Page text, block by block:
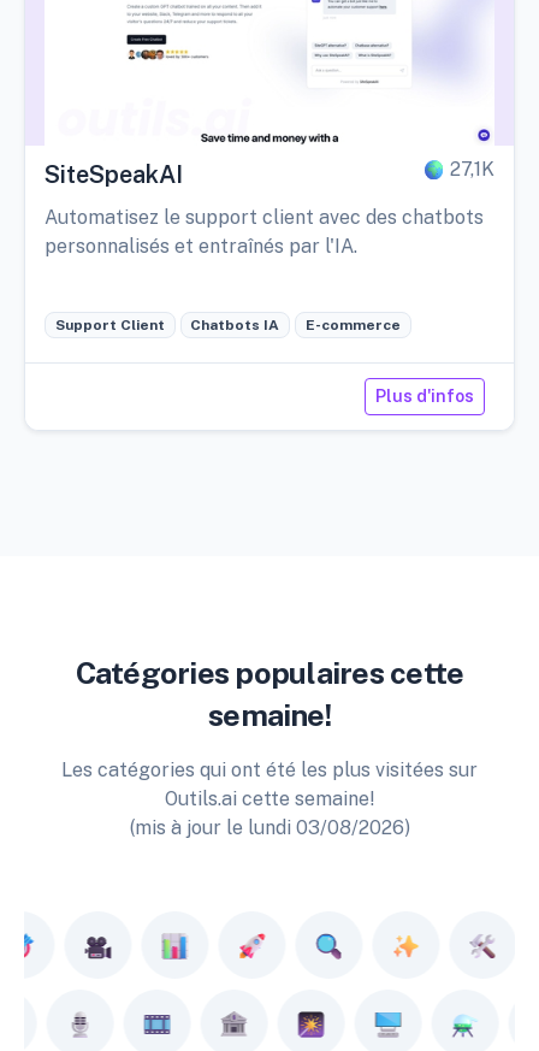
SiteSpeakAI 27,1K
Automatisez le support client avec des chatbots
personnalisés et entraînés par l'IA.
Support Client Chatbots IA E-commerce
Plus d'infos
Catégories populaires cette
semaine!
Les catégories qui ont été les plus visitées sur
Outils.ai cette semaine!
(mis à jour le lundi 03/08/2026)